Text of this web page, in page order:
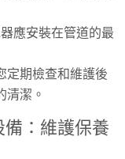
應安裝在管道的最
定期檢查和維護後
清潔。
：維護保養